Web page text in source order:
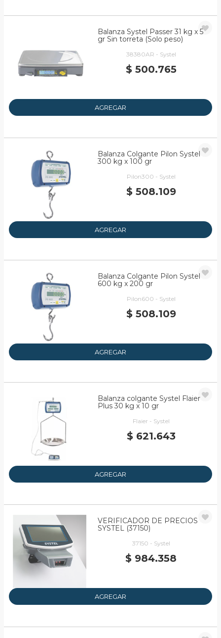
Balanza Systel Passer 31 kg x 5
gr Sin torreta (Solo peso)
38380AR - Systel
$ 500.765
AGREGAR
Balanza Colgante Pilon Systel
300 kg x 100 gr
Pilon300 - Systel
$ 508.109
AGREGAR
Balanza Colgante Pilon Systel
600 kg x 200 gr
Pilon600 - Systel
$ 508.109
AGREGAR
Balanza colgante Systel Flaier
Plus 30 kg x 10 gr
Flaier - Systel
$ 621.643
AGREGAR
VERIFICADOR DE PRECIOS
SYSTEL (37150)
37150 - Systel
$ 984.358
AGREGAR